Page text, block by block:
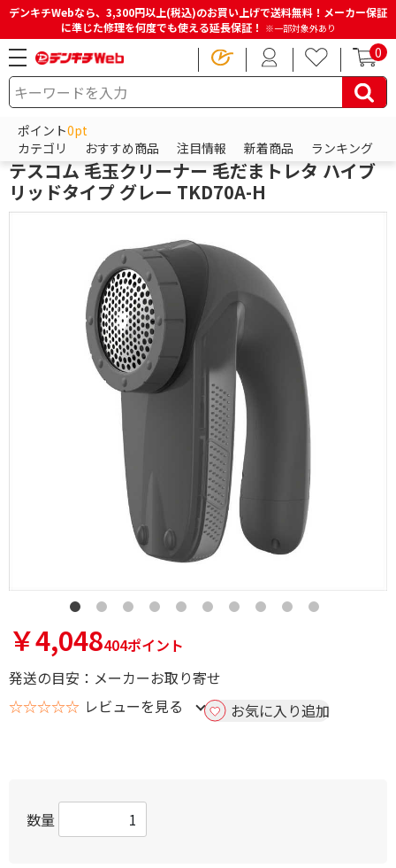
デンキチWebなら、3,300円以上(税込)のお買い上げで送料無料！メーカー保証
に準じた修理を何度でも使える延長保証！ ※一部対象外あり
0
ポイント0pt
カテゴリ
おすすめ商品 注目情報 新着商品 ランキング
HOME 商品一覧ページ 冷蔵庫・洗濯機・生活家電
テスコム
テスコム 毛玉クリーナー 毛だまトレタ ハイブ
リッドタイプ グレー TKD70A-H
￥4,048404ポイント
発送の目安：メーカーお取り寄せ
☆☆☆☆☆ レビューを見る お気に入り追加
数量